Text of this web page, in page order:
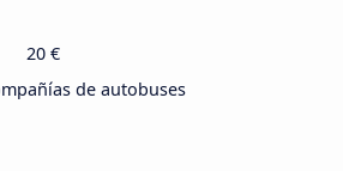
20 €
de autobuses